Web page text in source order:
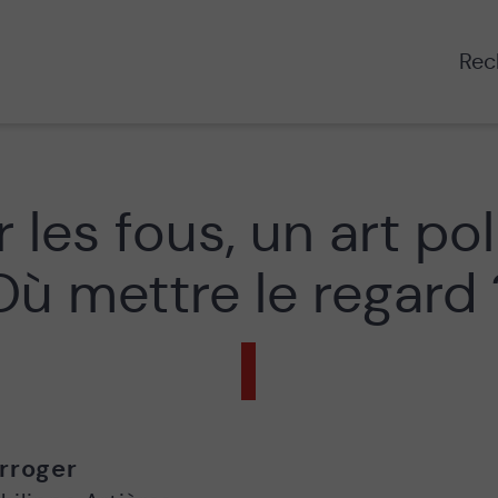
les fous, un art
mettre le regard